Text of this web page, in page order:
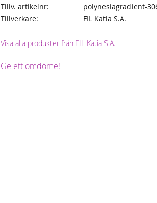
Tillv. artikelnr
polynesiagradient-
Tillverkare
FIL Katia S.A.
Visa alla produkter från FIL Katia S.A.
Ge ett omdöme!